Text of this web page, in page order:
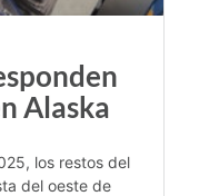
Alaska
los restos del
del oeste de